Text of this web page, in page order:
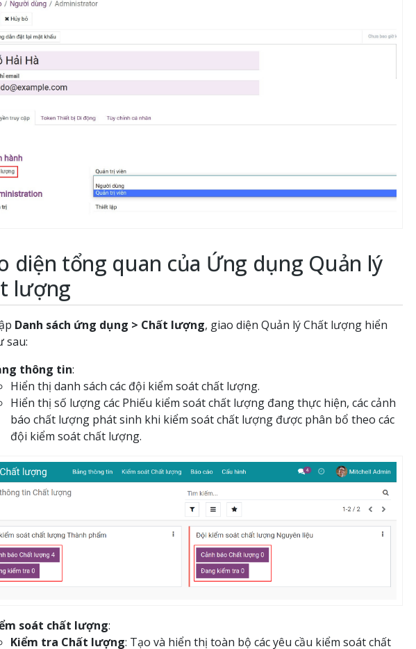
diện tổng quan của Ứng dụng Quản lý
lượng
Danh sách ứng dụng > Chất lượng, giao diện Quản lý Chất lượng hiển
sau:
thông tin:
Hiển thị danh sách các đội kiểm soát chất lượng.
Hiển thị số lượng các Phiếu kiểm soát chất lượng đang thực hiện, các cảnh
báo chất lượng phát sinh khi kiểm soát chất lượng được phân bổ theo các
đội kiểm soát chất lượng.
soát chất lượng:
Kiểm tra Chất lượng: Tạo và hiển thị toàn bộ các yêu cầu kiểm soát chất